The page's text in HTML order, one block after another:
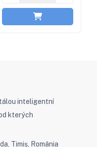
inteligentní
kterých
Timiș, România